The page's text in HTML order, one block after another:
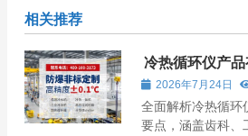
相关推荐
冷热循环仪产
业限验证的全品
2026年7月24日
全面解析冷热循环
要点，涵盖齿科、